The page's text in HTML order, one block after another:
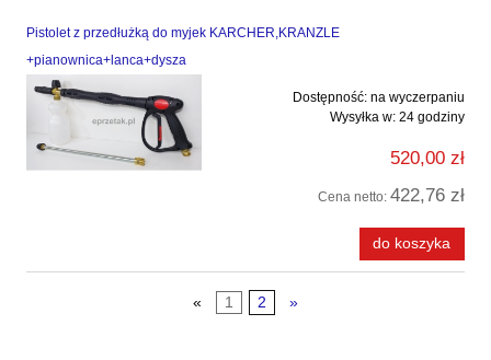
Pistolet z przedłużką do myjek KARCHER,KRANZLE
+pianownica+lanca+dysza
Dostępność: na wyczerpaniu
Wysyłka w: 24 godziny
520,00 zł
Cena netto: 422,76 zł
do koszyka
« 1 2 »